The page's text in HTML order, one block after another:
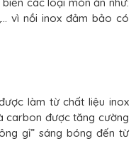
các loại món ăn như:
vì nồi inox đảm bảo có
làm từ chất liệu inox
carbon được tăng cường
gỉ” sáng bóng đến từ